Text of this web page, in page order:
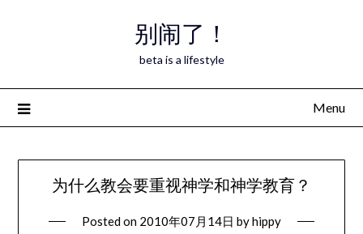
别闹了！
beta is a lifestyle
Menu
为什么教会要重视神学和神学教育？
Posted on 2010年07月14日 byhippy